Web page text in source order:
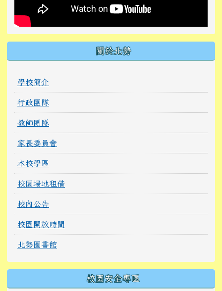
關於北勢
學校簡介
行政團隊
教師團隊
家長委員會
本校學區
校園場地租借
校內公告
校園開放時間
北勢圖書館
校園安全專區